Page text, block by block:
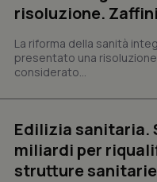
risoluzione.
La riforma della sanità
presentato una
considerato...
Edilizia sanitaria.
miliardi per
strutture
I cookie necessari